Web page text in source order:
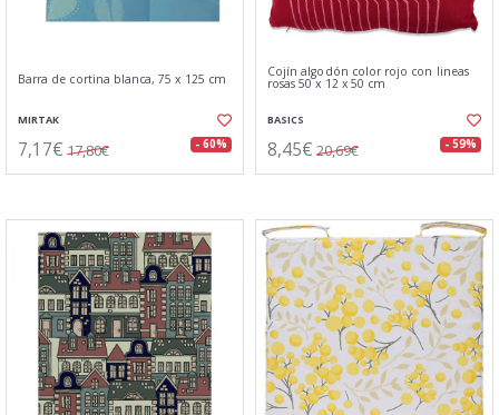
Barra de cortina blanca, 75 x 125 cm
MIRTAK
7,17€ 17,80€ - 60%
Cojín algodón color rojo con lineas
rosas 50 x 12 x 50 cm
BASICS
8,45€ 20,69€ - 59%